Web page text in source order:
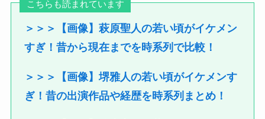
こちらも読まれています
＞＞＞【画像】萩原聖人の若い頃がイケメン
すぎ！昔から現在までを時系列で比較！
＞＞＞【画像】堺雅人の若い頃がイケメンす
ぎ！昔の出演作品や経歴を時系列まとめ！